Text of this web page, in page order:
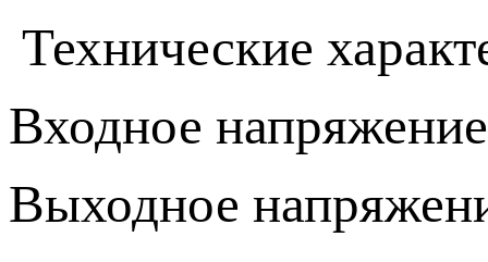
Технические
Входное
Выходное